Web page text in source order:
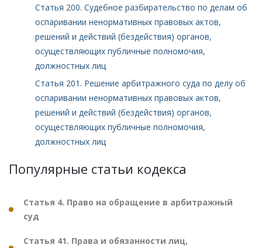
Статья 200. Судебное разбирательство по делам об
оспаривании ненормативных правовых актов,
решений и действий (бездействия) органов,
осуществляющих публичные полномочия,
должностных лиц
Статья 201. Решение арбитражного суда по делу об
оспаривании ненормативных правовых актов,
решений и действий (бездействия) органов,
осуществляющих публичные полномочия,
должностных лиц
Популярные статьи кодекса
Статья 4. Право на обращение в арбитражный
суд
Статья 41. Права и обязанности лиц,